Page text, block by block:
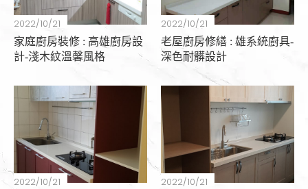
2022/10/21
家庭廚房裝修 : 高雄廚房設
計-淺木紋溫馨風格
2022/10/21
老屋廚房修繕 : 雄系統廚具-
深色耐髒設計
2022/10/21 2022/10/21